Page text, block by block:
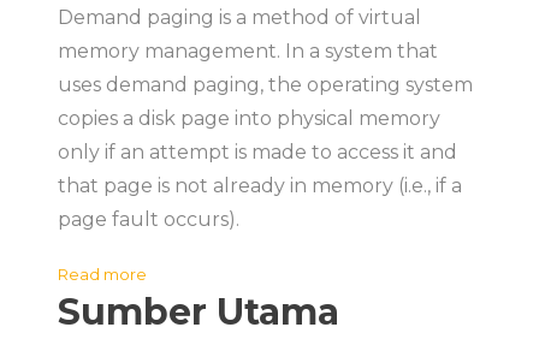
Demand paging is a method of virtual
memory management. In a system that
uses demand paging, the operating system
copies a disk page into physical memory
only if an attempt is made to access it and
that page is not already in memory (i.e., if a
page fault occurs).
Read more
Sistem
Operasi
Sumber Utama